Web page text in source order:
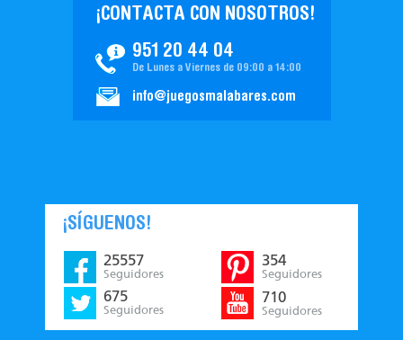
951 20 44 04
¡CONTACTA CON NOSOTROS!
De Lunes a Viernes de 09:00 a 14:00
info@juegosmalabares.com
¡SÍGUENOS!
25557
Seguidores
675
Seguidores
354
Seguidores
710
Seguidores